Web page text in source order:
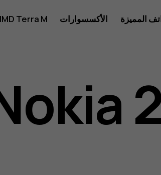
المميزة الأكسسوارات Terra M